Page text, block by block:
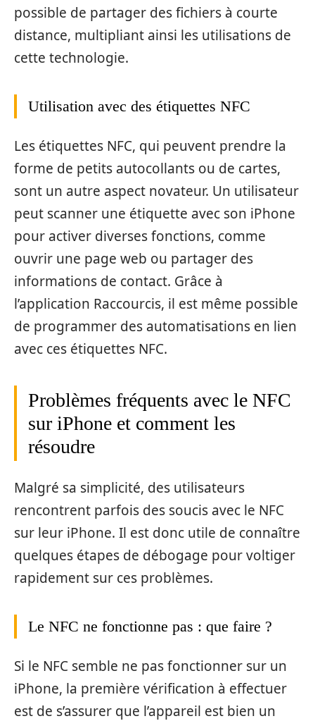
possible de partager des fichiers à courte
distance, multipliant ainsi les utilisations de
cette technologie.
Utilisation avec des étiquettes NFC
Les étiquettes NFC, qui peuvent prendre la
forme de petits autocollants ou de cartes,
sont un autre aspect novateur. Un utilisateur
peut scanner une étiquette avec son iPhone
pour activer diverses fonctions, comme
ouvrir une page web ou partager des
informations de contact. Grâce à
l’application Raccourcis, il est même possible
de programmer des automatisations en lien
avec ces étiquettes NFC.
Problèmes fréquents avec le NFC
sur iPhone et comment les
résoudre
Malgré sa simplicité, des utilisateurs
rencontrent parfois des soucis avec le NFC
sur leur iPhone. Il est donc utile de connaître
quelques étapes de débogage pour voltiger
rapidement sur ces problèmes.
Le NFC ne fonctionne pas : que faire ?
Si le NFC semble ne pas fonctionner sur un
iPhone, la première vérification à effectuer
est de s’assurer que l’appareil est bien un